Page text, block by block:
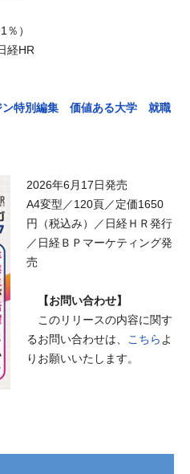
）
経HR
ン特別編集 価値ある大学 就職
2026年6月17日発売
A4変型／120頁／定価1650
円（税込み）／日経ＨＲ発行
／日経ＢＰマーケティング発
売
【お問い合わせ】
このリリースの内容に関す
るお問い合わせは、
こちら よ
りお願いいたします。